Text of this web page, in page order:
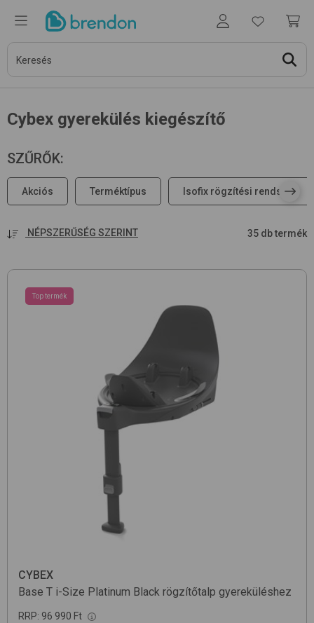
Cybex gyerekülés kiegészítő
SZŰRŐK:
Akciós Terméktípus Isofix rögzítési rendszer
NÉPSZERŰSÉG SZERINT 35 db termék
Top termék
CYBEX
Base T i-Size Platinum Black rögzítőtalp gyereküléshez
RRP: 96 990 Ft